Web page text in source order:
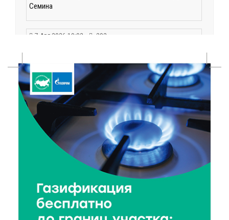
Семина
7 Авг 2026 19:02 292
область запускает масштабный экопроект
7 Авг 2026 18:52 593
В Ржеве чествовали работников строительной
отрасли
7 Авг 2026 18:10 181
Зарядка со стражем порядка объединила детей в
7 Авг 2026 18:02 399
В Нило-Столобенской пустыни началась